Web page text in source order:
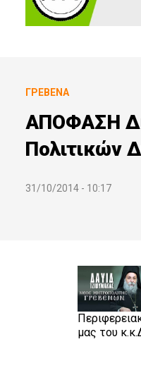
ΓΡΕΒΕΝΆ
ΑΠΟΦΑΣΗ
Πολιτικών
31/10/2014 - 10:17
μας του